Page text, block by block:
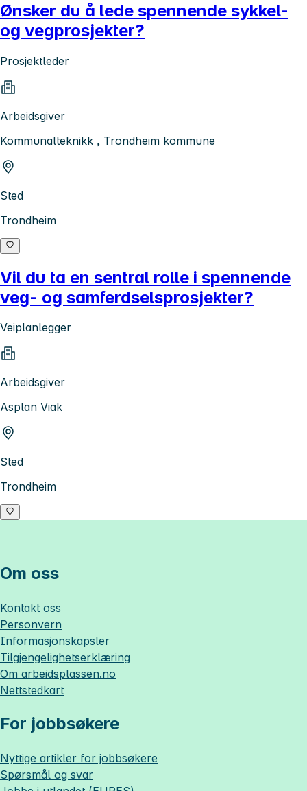
Ønsker du å lede spennende sykkel-
og vegprosjekter?
Prosjektleder
Arbeidsgiver
Kommunalteknikk , Trondheim kommune
Sted
Trondheim
Vil du ta en sentral rolle i spennende
veg- og samferdselsprosjekter?
Veiplanlegger
Arbeidsgiver
Asplan Viak
Sted
Trondheim
Om oss
Kontakt oss
Personvern
Informasjonskapsler
Tilgjengelighetserklæring
Om arbeidsplassen.no
Nettstedkart
For jobbsøkere
Nyttige artikler for jobbsøkere
Spørsmål og svar